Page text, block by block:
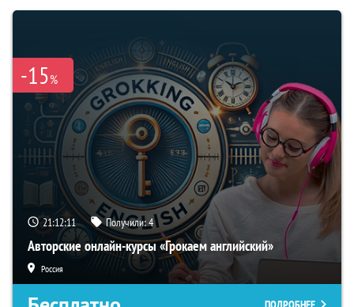
-15%
21:12:10 Получили:4
Авторские онлайн-курсы «Грокаем английский»
Россия